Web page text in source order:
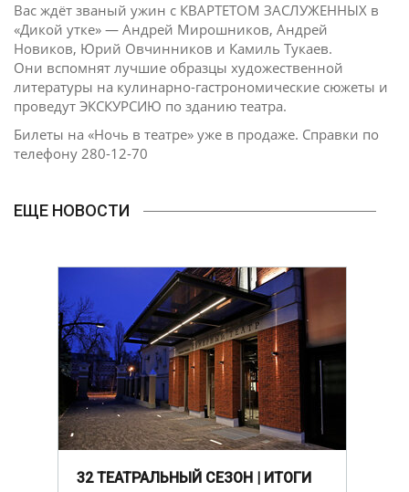
Вас ждёт званый ужин с КВАРТЕТОМ ЗАСЛУЖЕННЫХ в
«Дикой утке» — Андрей Мирошников, Андрей
Новиков, Юрий Овчинников и Камиль Тукаев.
Они вспомнят лучшие образцы художественной
литературы на кулинарно-гастрономические сюжеты и
проведут ЭКСКУРСИЮ по зданию театра.
Билеты на «Ночь в театре» уже в продаже. Справки по
телефону 280-12-70
ЕЩЕ НОВОСТИ
32 ТЕАТРАЛЬНЫЙ СЕЗОН | ИТОГИ